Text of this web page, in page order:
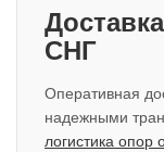
СНГ
Оперативная
надежными
логистика опор